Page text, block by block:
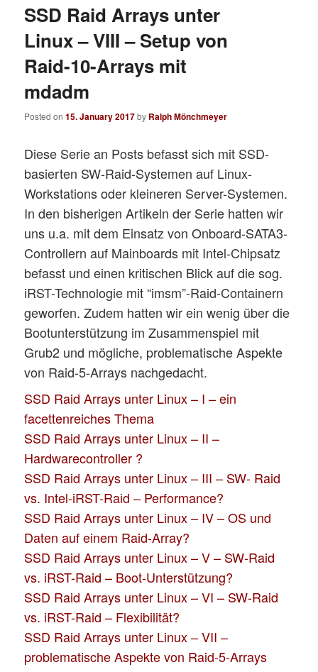
SSD Raid Arrays unter
Linux – VIII – Setup von
Raid-10-Arrays mit
mdadm
Posted on15. January 2017by Ralph Mönchmeyer
Diese Serie an Posts befasst sich mit SSD-
basierten SW-Raid-Systemen auf Linux-
Workstations oder kleineren Server-Systemen.
In den bisherigen Artikeln der Serie hatten wir
uns u.a. mit dem Einsatz von Onboard-SATA3-
Controllern auf Mainboards mit Intel-Chipsatz
befasst und einen kritischen Blick auf die sog.
iRST-Technologie mit “imsm”-Raid-Containern
geworfen. Zudem hatten wir ein wenig über die
Bootunterstützung im Zusammenspiel mit
Grub2 und mögliche, problematische Aspekte
von Raid-5-Arrays nachgedacht.
SSD Raid Arrays unter Linux – I – ein
facettenreiches Thema
SSD Raid Arrays unter Linux – II –
Hardwarecontroller ?
SSD Raid Arrays unter Linux – III – SW- Raid
vs. Intel-iRST-Raid – Performance?
SSD Raid Arrays unter Linux – IV – OS und
Daten auf einem Raid-Array?
SSD Raid Arrays unter Linux – V – SW-Raid
vs. iRST-Raid – Boot-Unterstützung?
SSD Raid Arrays unter Linux – VI – SW-Raid
vs. iRST-Raid – Flexibilität?
SSD Raid Arrays unter Linux – VII –
problematische Aspekte von Raid-5-Arrays